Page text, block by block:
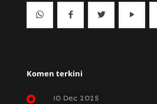
Komen terkini
10 Dec 2025